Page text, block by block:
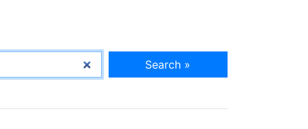
Search »